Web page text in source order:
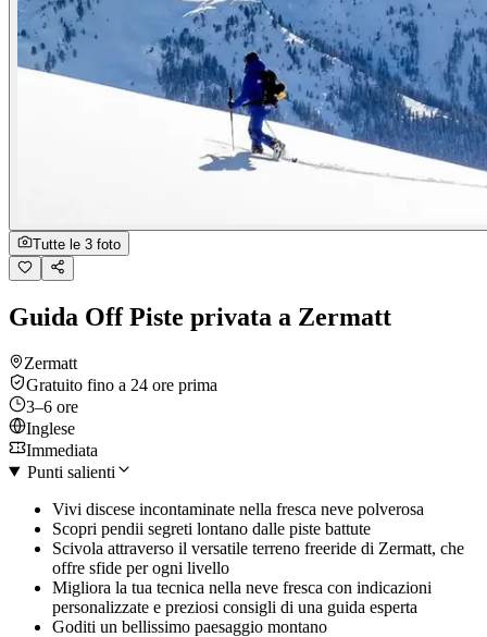
Tutte le 3 foto
Guida Off Piste privata a Zermatt
Zermatt
Gratuito fino a 24 ore prima
3–6 ore
Inglese
Immediata
Punti salienti
Vivi discese incontaminate nella fresca neve polverosa
Scopri pendii segreti lontano dalle piste battute
Scivola attraverso il versatile terreno freeride di Zermatt, che
offre sfide per ogni livello
Migliora la tua tecnica nella neve fresca con indicazioni
personalizzate e preziosi consigli di una guida esperta
Goditi un bellissimo paesaggio montano